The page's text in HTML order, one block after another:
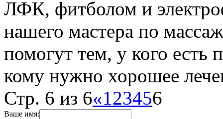
ЛФК, фитболом и
нашего мастера по
помогут тем, у кого
кому нужно хорошее
Стр. 6 из 6«123456
Ваше имя: